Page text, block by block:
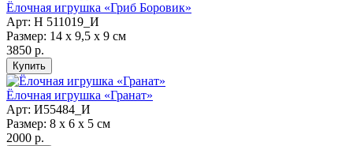
Ёлочная игрушка «Гриб Боровик»
Арт: Н 511019_И
Размер: 14 х 9,5 х 9 см
3850 р.
Ёлочная игрушка «Гранат»
Арт: И55484_И
Размер: 8 х 6 х 5 см
2000 р.